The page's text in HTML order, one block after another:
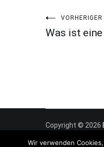
Was ist
Copyright © 2026
Wir verwenden